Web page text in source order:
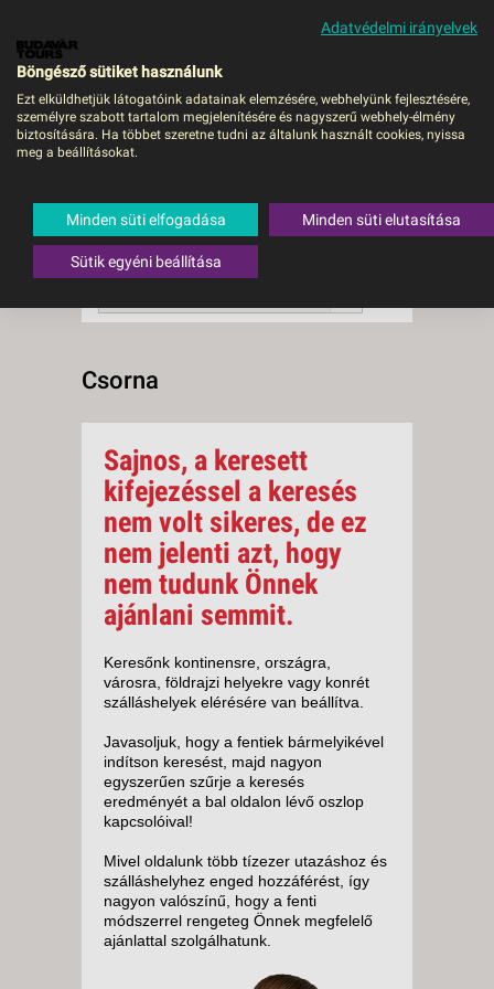
MENÜ
Csorna
megfelelő utazásttaláltunk.
A keresővel tovább szűkítheti a
találati listát!
RENDEZÉS:
Csorna
Sajnos, a keresett
kifejezéssel a keresés
nem volt sikeres, de ez
nem jelenti azt, hogy
nem tudunk Önnek
ajánlani semmit.
Keresőnk kontinensre, országra,
városra, földrajzi helyekre vagy konrét
szálláshelyek elérésére van beállítva.
Javasoljuk, hogy a fentiek bármelyikével
indítson keresést, majd nagyon
egyszerűen szűrje a keresés
eredményét a bal oldalon lévő oszlop
kapcsolóival!
Mivel oldalunk több tízezer utazáshoz és
szálláshelyhez enged hozzáférést, így
nagyon valószínű, hogy a fenti
módszerrel rengeteg Önnek megfelelő
ajánlattal szolgálhatunk.
Adatvédelmi irányelvek
Böngésző sütiket használunk
Ezt elküldhetjük látogatóink adatainak elemzésére, webhelyünk fejlesztésére,
személyre szabott tartalom megjelenítésére és nagyszerű webhely-élmény
biztosítására. Ha többet szeretne tudni az általunk használt cookies, nyissa
meg a beállításokat.
Minden süti elfogadása Minden süti elutasítása
Sütik egyéni beállítása